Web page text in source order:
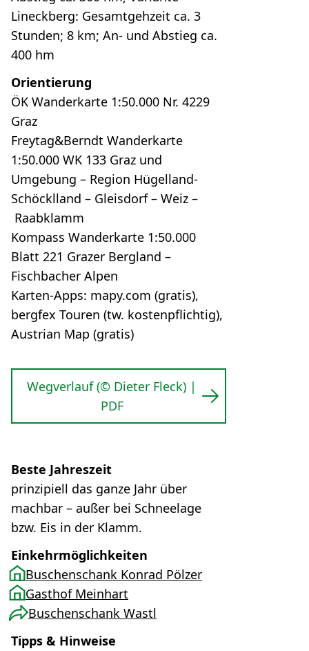
Lineckberg: Gesamtgehzeit ca. 3
Stunden; 8 km; An- und Abstieg ca.
400 hm
Orientierung
ÖK Wanderkarte 1:50.000 Nr. 4229
Graz
Freytag&Berndt Wanderkarte
1:50.000 WK 133 Graz und
Umgebung – Region Hügelland-
Schöcklland – Gleisdorf – Weiz –
Raabklamm
Kompass Wanderkarte 1:50.000
Blatt 221 Grazer Bergland –
Fischbacher Alpen
Karten-Apps: mapy.com (gratis),
bergfex Touren (tw. kostenpflichtig),
Austrian Map (gratis)
Wegverlauf (© Dieter Fleck) |
PDF
Beste Jahreszeit
prinzipiell das ganze Jahr über
machbar – außer bei Schneelage
bzw. Eis in der Klamm.
Einkehrmöglichkeiten
Buschenschank Konrad Pölzer
Gasthof Meinhart
Buschenschank Wastl
Tipps & Hinweise